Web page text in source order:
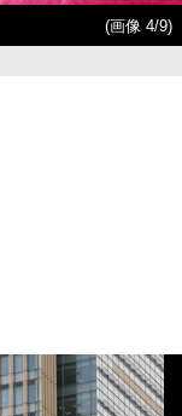
(画像 4/9)